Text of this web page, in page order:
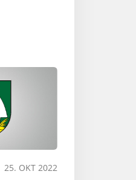
25. OKT 2022